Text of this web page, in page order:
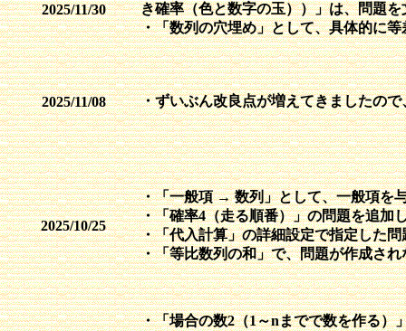
2025/11/30
き確率（色と数字の玉））」は、問題
・「数列の穴埋め」として、具体的に
2025/11/08 ・ずいぶん改良点が増えてきましたの
2025/10/25
・「一般項 → 数列」として、一般項を
・「確率4（走る順番）」の問題を追加
・「代入計算」の詳細設定で指定した
・「等比数列の和」で、問題が作成さ
・「場合の数2（1～nまでで数を作る）